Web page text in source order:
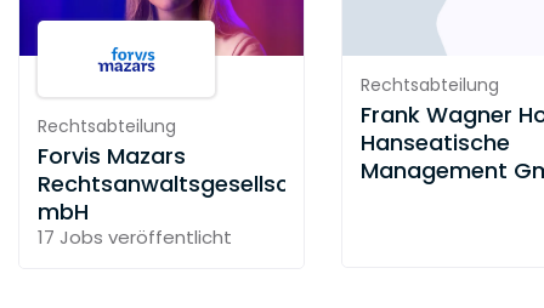
Rechtsabteilung
Forvis Mazars
Rechtsanwaltsgesellschaft
mbH
17 Jobs veröffentlicht
Rechtsabteilung
Frank Wagner
Hanseatische
Management